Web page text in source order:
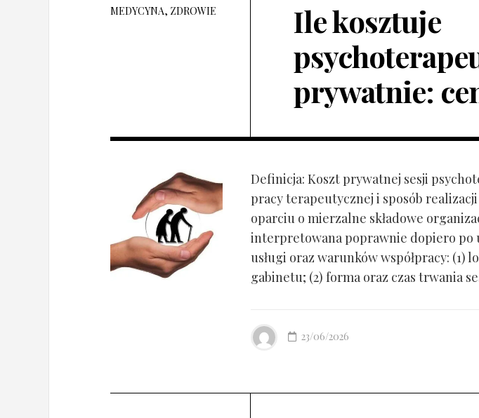
MEDYCYNA, ZDROWIE
Ile kosztuje
prywatnie:
Definicja: Koszt prywatnej sesji
pracy terapeutycznej i sposób
oparciu o mierzalne składowe
interpretowana poprawnie dopiero
usługi oraz warunków współpracy: (1)
gabinetu; (2) forma oraz czas trwania
23/06/2026